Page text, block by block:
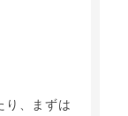
り、まずは